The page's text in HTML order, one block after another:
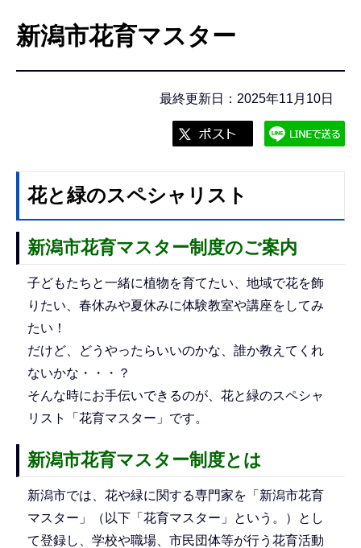
新潟市花育マスター
最終更新日：2025年11月10日
花と緑のスペシャリスト
新潟市花育マスター制度のご案内
子どもたちと一緒に植物を育てたい、地域で花を飾
りたい、春休みや夏休みに体験教室や講座をしてみ
たい！
だけど、どうやったらいいのかな、誰か教えてくれ
ないかな・・・？
そんな時にお手伝いできるのが、花と緑のスペシャ
リスト「花育マスター」です。
新潟市花育マスター制度とは
新潟市では、花や緑に関する専門家を「新潟市花育
マスター」（以下「花育マスター」という。）とし
て登録し、学校や職場、市民団体等が行う花育活動